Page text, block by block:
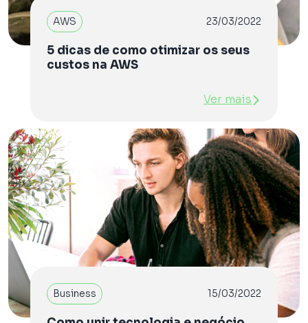
AWS 23/03/2022
5 dicas de como otimizar os seus
custos na AWS
Ver mais
Business 15/03/2022